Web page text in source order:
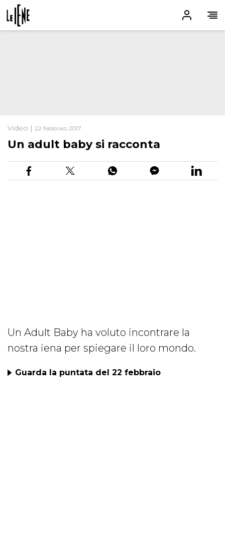
Video | 22 febbraio 2017
Un adult baby si racconta
Un Adult Baby ha voluto incontrare la
nostra iena per spiegare il loro mondo.
Guarda la puntata del 22 febbraio